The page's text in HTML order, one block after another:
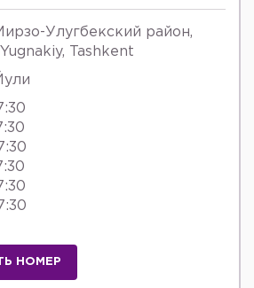
Улугбекский район,
Tashkent
НОМЕР